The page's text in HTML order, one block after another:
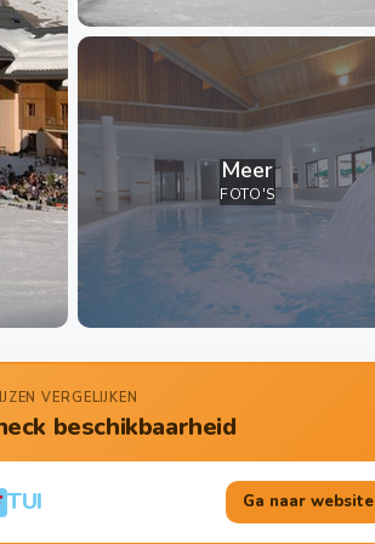
Meer
FOTO'S
VERGELIJKEN
beschikbaarheid
TUI Ga naar website